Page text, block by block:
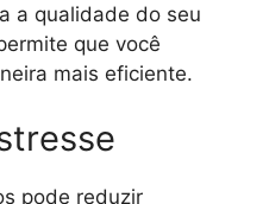
a qualidade do seu
que você
mais eficiente.
pode reduzir